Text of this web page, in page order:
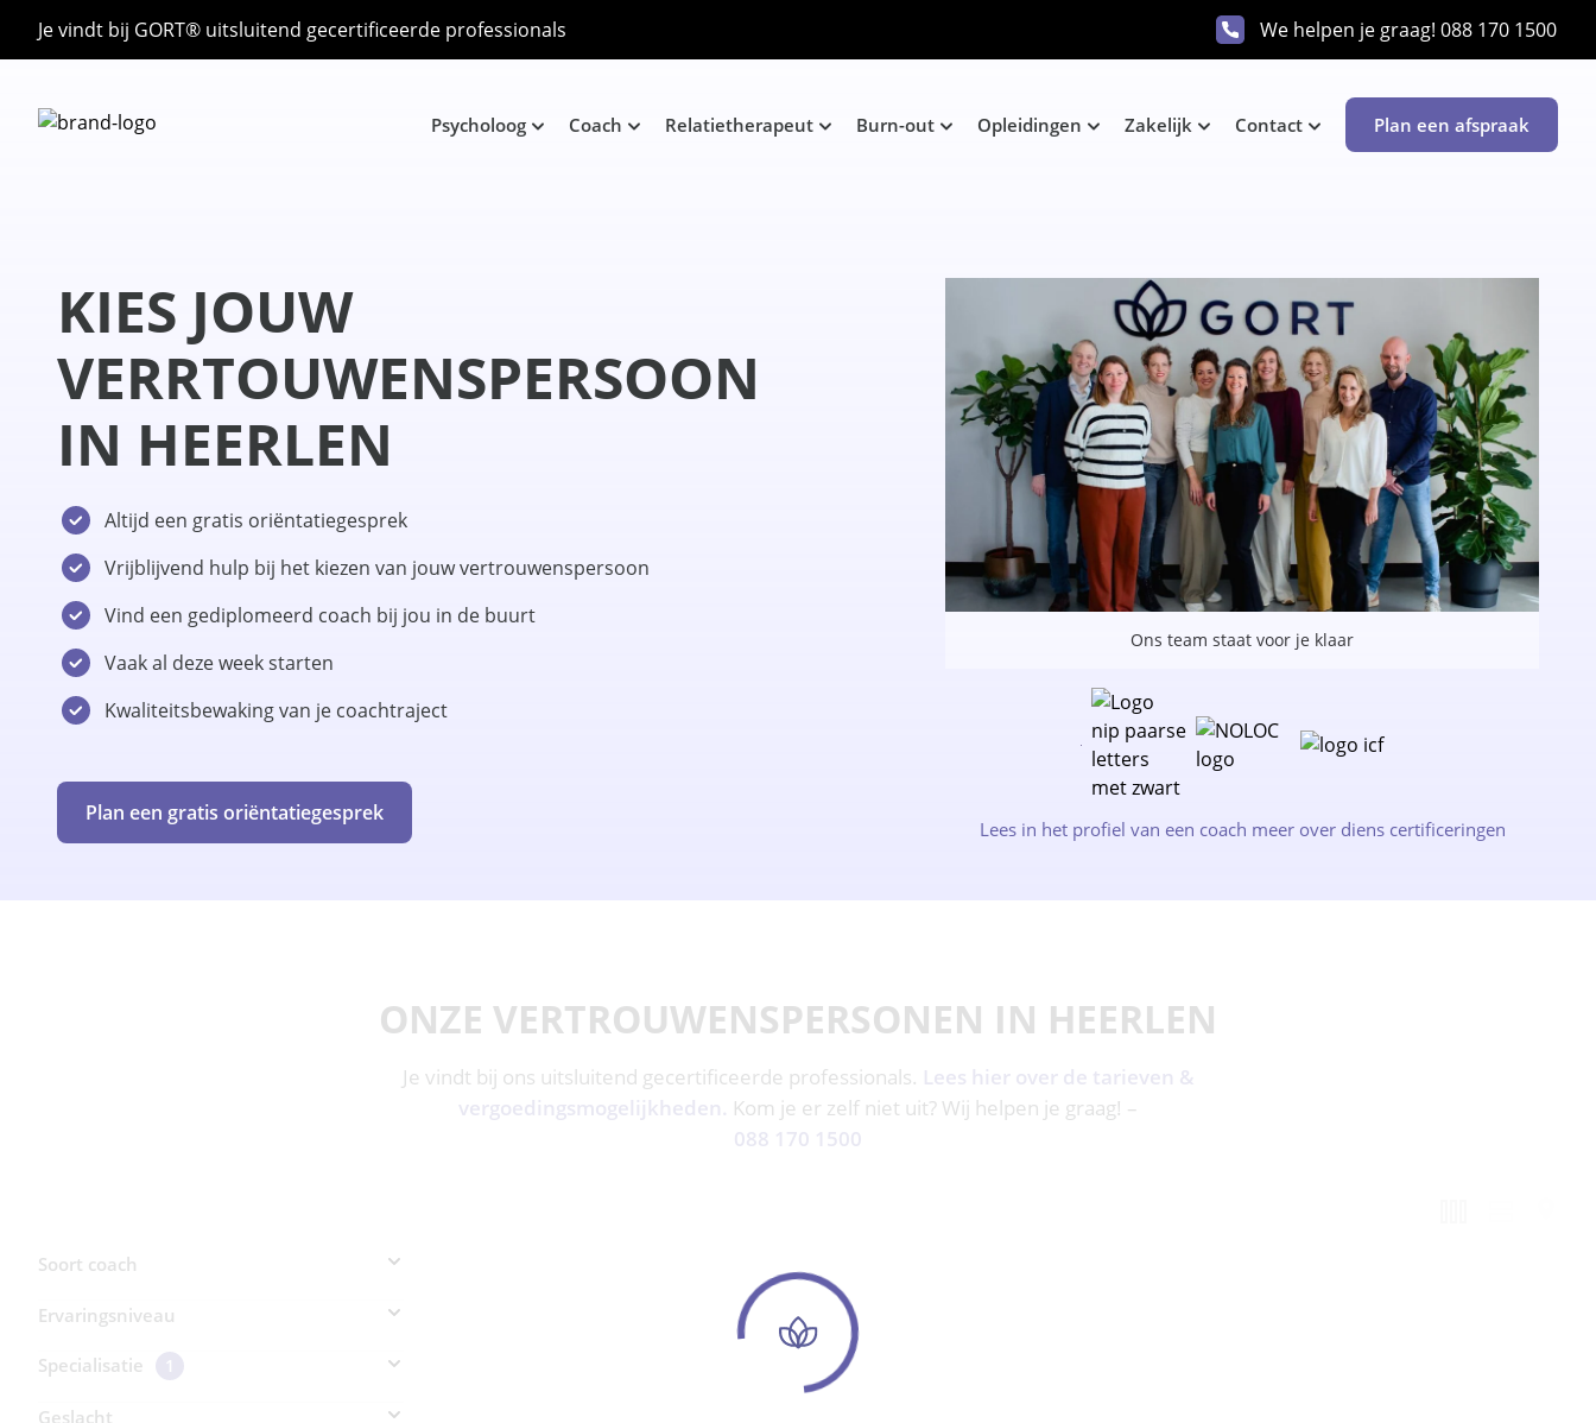
Je vindt bij GORT® uitsluitend gecertificeerde professionals We helpen je graag! 088 170 1500
Psycholoog Coach Relatietherapeut Burn-out Opleidingen Zakelijk Contact Plan een afspraak
KIES JOUW
VERRTOUWENSPERSOON
IN HEERLEN
Altijd een gratis oriëntatiegesprek
Vrijblijvend hulp bij het kiezen van jouw vertrouwenspersoon
Vind een gediplomeerd coach bij jou in de buurt
Vaak al deze week starten
Kwaliteitsbewaking van je coachtraject
Plan een gratis oriëntatiegesprek
Ons team staat voor je klaar
Lees in het profiel van een coach meer over diens certificeringen
ONZE VERTROUWENSPERSONEN IN HEERLEN
Je vindt bij ons uitsluitend gecertificeerde professionals. Lees hier over de tarieven &
vergoedingsmogelijkheden. Kom je er zelf niet uit? Wij helpen je graag! –
088 170 1500
Soort coach
Ervaringsniveau
Specialisatie 1
Geslacht